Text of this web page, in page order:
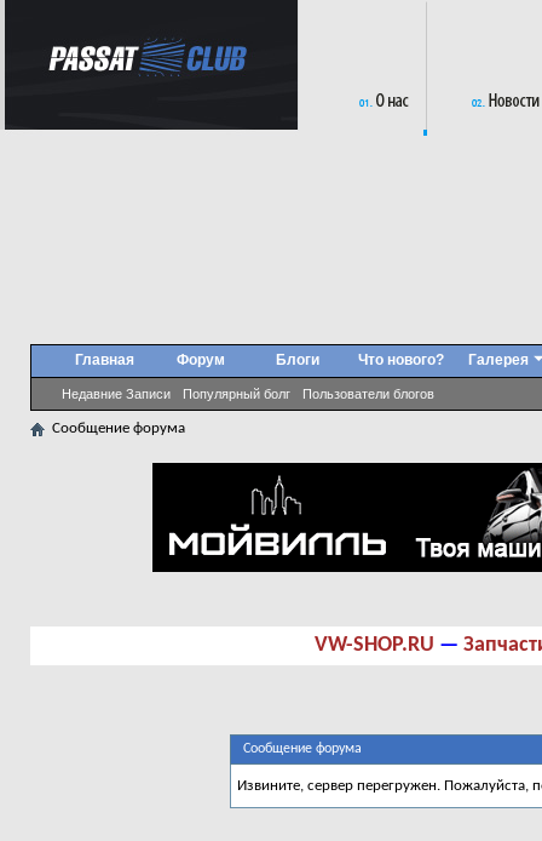
Главная Форум Блоги
Недавние Записи Популярный болг Пользователи блогов
Что нового? Галерея
Сообщение форума
VW-SHOP.RU —
Сообщение форума
Извините, сервер перегружен. Пожалуйста,